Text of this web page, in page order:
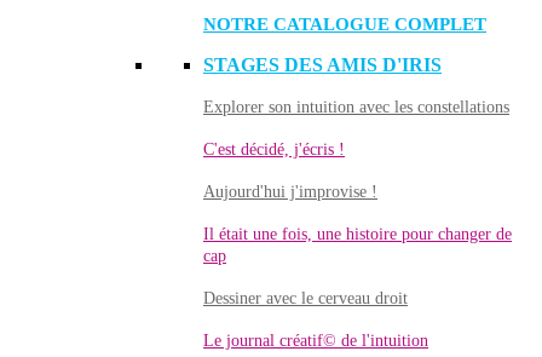
NOTRE CATALOGUE COMPLET
STAGES DES AMIS D'IRIS
Explorer son intuition avec les constellations
C'est décidé, j'écris !
Aujourd'hui j'improvise !
Il était une fois, une histoire pour changer de
cap
Dessiner avec le cerveau droit
Le journal créatif© de l'intuition